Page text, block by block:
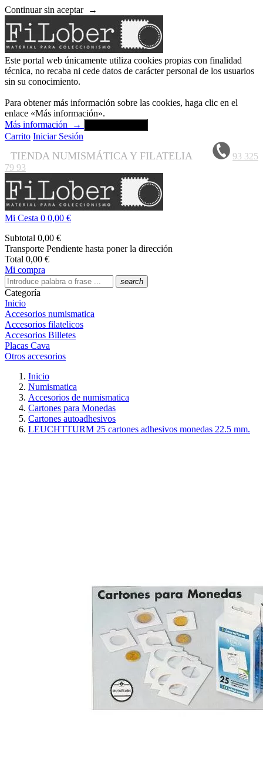
Continuar sin aceptar →
Este portal web únicamente utiliza cookies propias con finalidad
técnica, no recaba ni cede datos de carácter personal de los usuarios
sin su conocimiento.
Para obtener más información sobre las cookies, haga clic en el
enlace «Más información».
Más información
→
Carrito Iniciar Sesión
TIENDA NUMISMÁTICA Y FILATELIA
93 325
79 93
Mi Cesta 0 0,00 €
Subtotal 0,00 €
Transporte Pendiente hasta poner la dirección
Total 0,00 €
Mi compra
search
Categoría
Inicio
Accesorios numismatica
Accesorios filatelicos
Accesorios Billetes
Placas Cava
Otros accesorios
Inicio
Numismatica
Accesorios de numismatica
Cartones para Monedas
Cartones autoadhesivos
LEUCHTTURM 25 cartones adhesivos monedas 22.5 mm.